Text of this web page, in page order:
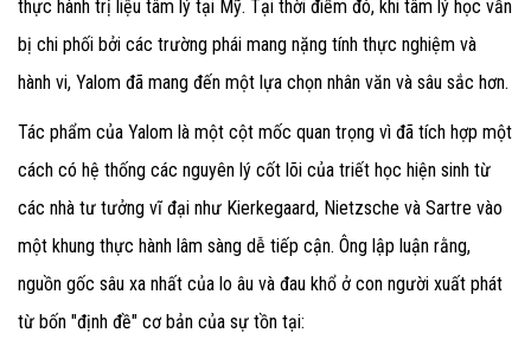
thực hành trị liệu tâm lý tại Mỹ. Tại thời điểm đó, khi tâm lý học vẫn
bị chi phối bởi các trường phái mang nặng tính thực nghiệm và
hành vi, Yalom đã mang đến một lựa chọn nhân văn và sâu sắc hơn.
Tác phẩm của Yalom là một cột mốc quan trọng vì đã tích hợp một
cách có hệ thống các nguyên lý cốt lõi của triết học hiện sinh từ
các nhà tư tưởng vĩ đại như Kierkegaard, Nietzsche và Sartre vào
một khung thực hành lâm sàng dễ tiếp cận. Ông lập luận rằng,
nguồn gốc sâu xa nhất của lo âu và đau khổ ở con người xuất phát
từ bốn "định đề" cơ bản của sự tồn tại: